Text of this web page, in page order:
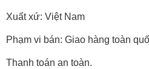
Xuất xứ: Việt Nam
Phạm vi bán: Giao hàng toàn
Thanh toán an toàn.